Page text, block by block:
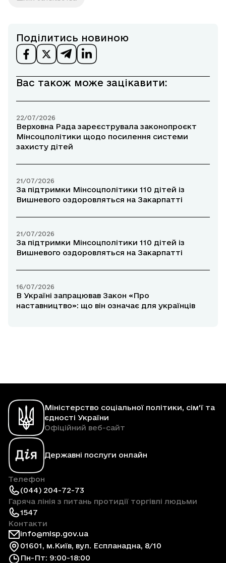
Поділитись новиною
Вас також може зацікавити:
22/07/2026
Верховна Рада зареєструвала законопроєкт
Мінсоцполітики щодо посилення системи
захисту дітей
21/07/2026
За підтримки Мінсоцполітики 110 дітей із
Вишневого оздоровляться на Закарпатті
21/07/2026
За підтримки Мінсоцполітики 110 дітей із
Вишневого оздоровляться на Закарпатті
16/07/2026
В Україні запрацював Закон «Про
наставництво»: що він означає для українців
Міністерство соціальної політики, сім'ї та
єдності України
Офіційний веб-сайт
Державні послуги онлайн
Телефон
(044) 204-72-73
Гаряча лінія з питань протидії торгівлі людьми
1547
Контакти
info@mlsp.gov.ua
01601, м.Київ, вул. Еспланадна, 8/10
Пн-Пт: 9:00-18:00